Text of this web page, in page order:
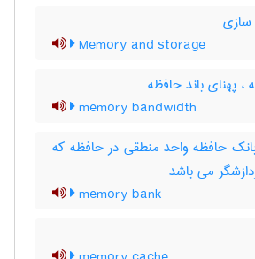
سازی
Memory and storage
پهنای باند حافظه
memory bandwidth
حافظه واحد منطقی در حافظه که
می باشد
memory bank